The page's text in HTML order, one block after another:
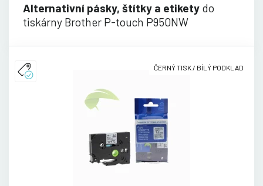
Alternativní pásky, štítky a etikety do
tiskárny Brother P-touch P950NW
ČERNÝ TISK / BÍLÝ PODKLAD